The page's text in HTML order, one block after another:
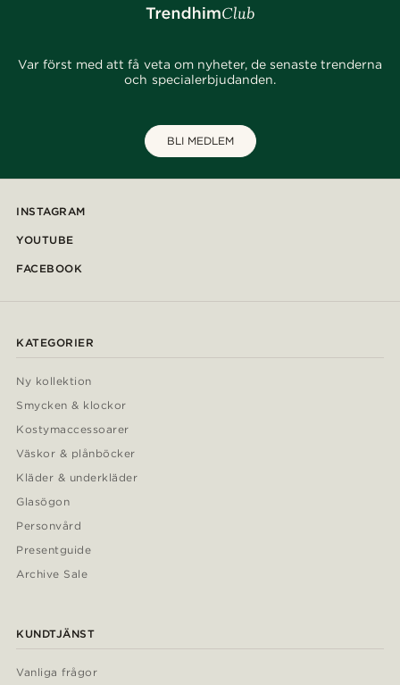
Var först med att få veta om nyheter, de senaste trenderna
och specialerbjudanden.
BLI MEDLEM
INSTAGRAM
YOUTUBE
FACEBOOK
KATEGORIER
Ny kollektion
Smycken & klockor
Kostymaccessoarer
Väskor & plånböcker
Kläder & underkläder
Glasögon
Personvård
Presentguide
Archive Sale
KUNDTJÄNST
Vanliga frågor